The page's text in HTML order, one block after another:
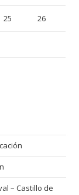
25 26
– Castillo de